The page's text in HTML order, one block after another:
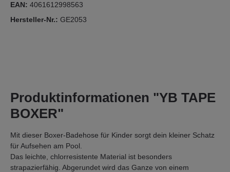
EAN: 4061612998563
Hersteller-Nr.: GE2053
Produktinformationen "YB TAPE
BOXER"
Mit dieser Boxer-Badehose für Kinder sorgt dein kleiner Schatz
für Aufsehen am Pool.
Das leichte, chlorresistente Material ist besonders
strapazierfähig. Abgerundet wird das Ganze von einem